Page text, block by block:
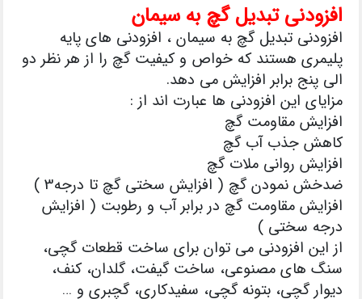
افزودنی تبدیل گچ به سیمان
افزودنی تبدیل گچ به سیمان ، افزودنی های پایه
پلیمری هستند که خواص و کیفیت گچ را از هر نظر دو
الی پنج برابر افزایش می دهد.
مزایای این افزودنی ها عبارت اند از :
افزایش مقاومت گچ
کاهش جذب آب گچ
افزایش روانی ملات گچ
ضدخش نمودن گچ ( افزایش سختی گچ تا درجه3 )
افزایش مقاومت گچ در برابر آب و رطوبت ( افزایش
درجه سختی )
از این افزودنی می توان برای ساخت قطعات گچی،
سنگ های مصنوعی، ساخت گیفت، گلدان، کنف،
دیوار گچی، بتونه گچی، سفیدکاری، گچبری و …